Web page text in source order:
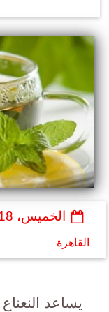
الخميس، 18 سبتمبر 2025
القاهرة
يساعد